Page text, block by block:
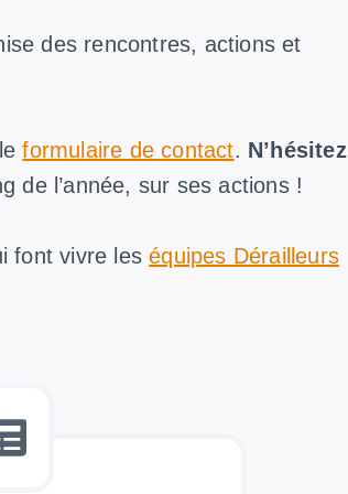
des rencontres, actions et
leformulaire de contact. N’hésitez
de l’année, sur ses actions !
font vivre leséquipes Dérailleurs